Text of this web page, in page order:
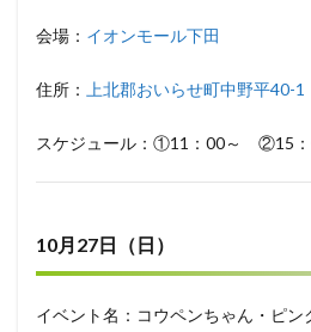
会場： イオンモール下田
住所： 上北郡おいらせ町中野平40-1
スケジュール：①11：00～ ②15：
10月27日（日）
イベント名：コウペンちゃん・ピ